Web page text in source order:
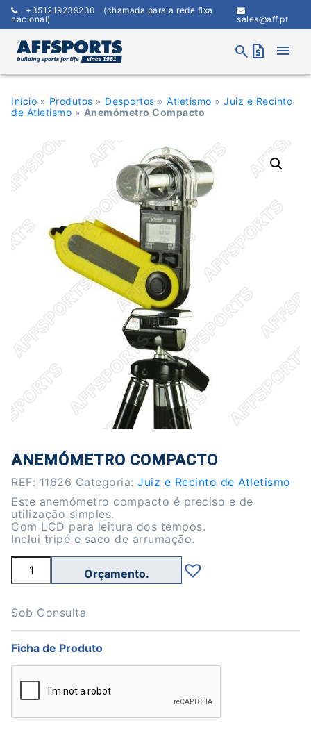
Skip
content
+351219239230 (chamada para a rede fixa
nacional)
sales@aff.pt
search request_quote menu
Início » Produtos » Desportos » Atletismo » Juiz e Recinto
de Atletismo » Anemómetro Compacto
ANEMÓMETRO COMPACTO
REF: 11626 Categoria: Juiz e Recinto de Atletismo
Este anemómetro compacto é preciso e de
utilização simples.
Com LCD para leitura dos tempos.
Inclui tripé e saco de arrumação.
Quantidade
Anemómetro
Sob Consulta
Ficha de Produto